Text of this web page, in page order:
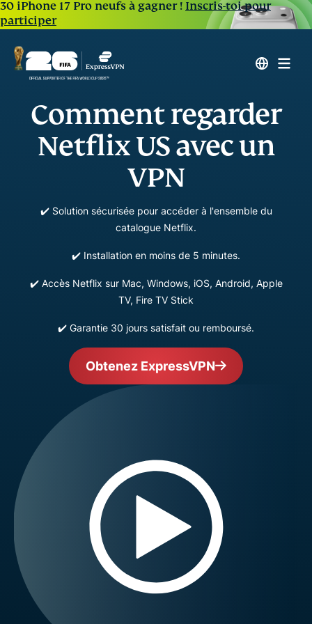
30 iPhone 17 Pro neufs à gagner ! Inscris-toi pour
participer
Comment regarder
Netflix US avec un
VPN
✔️Solution sécurisée pour accéder à l'ensemble du
catalogue Netflix.
✔️ Installation en moins de 5 minutes.
✔️ Accès Netflix sur Mac, Windows, iOS, Android, Apple
TV, Fire TV Stick
✔️ Garantie 30 jours satisfait ou remboursé.
Obtenez ExpressVPN